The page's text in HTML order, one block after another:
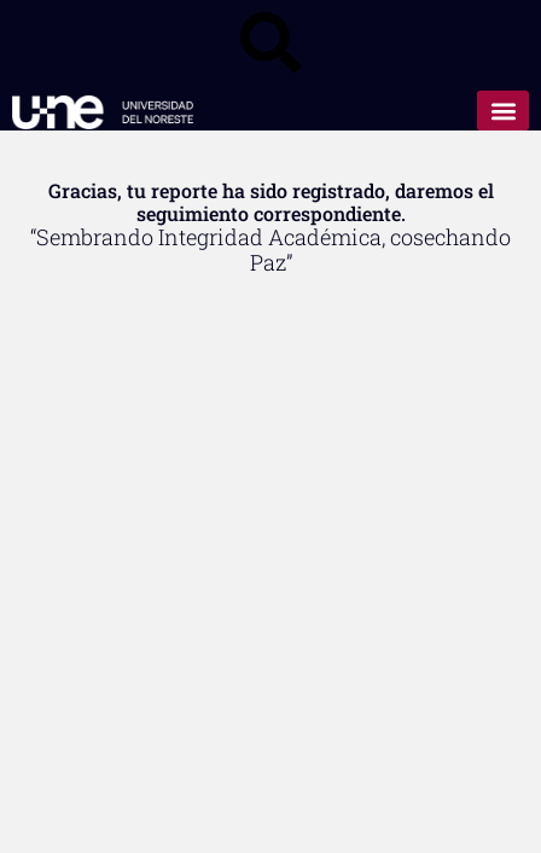
Gracias, tu reporte ha sido registrado, daremos el
seguimiento correspondiente.
“Sembrando Integridad Académica, cosechando
Paz”